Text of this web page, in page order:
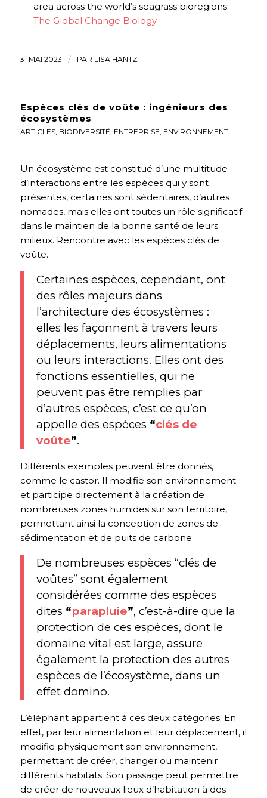
area across the world’s seagrass bioregions –
The Global Change Biology
31 MAI 2023 / PAR LISA HANTZ
Espèces clés de voûte : ingénieurs des
écosystèmes
ARTICLES, BIODIVERSITÉ, ENTREPRISE, ENVIRONNEMENT
Un écosystème est constitué d’une multitude
d’interactions entre les espèces qui y sont
présentes, certaines sont sédentaires, d’autres
nomades, mais elles ont toutes un rôle significatif
dans le maintien de la bonne santé de leurs
milieux. Rencontre avec les espèces clés de
voûte.
Certaines espèces, cependant, ont
des rôles majeurs dans
l’architecture des écosystèmes :
elles les façonnent à travers leurs
déplacements, leurs alimentations
ou leurs interactions. Elles ont des
fonctions essentielles, qui ne
peuvent pas être remplies par
d’autres espèces, c’est ce qu’on
appelle des espèces “clés de
voûte”.
Différents exemples peuvent être donnés,
comme le castor. Il modifie son environnement
et participe directement à la création de
nombreuses zones humides sur son territoire,
permettant ainsi la conception de zones de
sédimentation et de puits de carbone.
De nombreuses espèces “clés de
voûtes” sont également
considérées comme des espèces
dites “parapluie”, c’est-à-dire que la
protection de ces espèces, dont le
domaine vital est large, assure
également la protection des autres
espèces de l’écosystème, dans un
effet domino.
L’éléphant appartient à ces deux catégories. En
effet, par leur alimentation et leur déplacement, il
modifie physiquement son environnement,
permettant de créer, changer ou maintenir
différents habitats. Son passage peut permettre
de créer de nouveaux lieux d’habitation à des